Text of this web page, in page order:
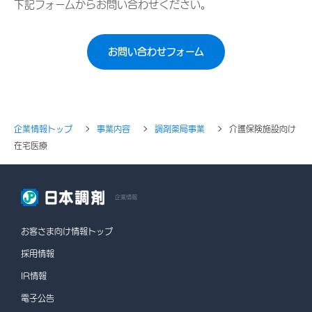
下記フォームからお問い合わせください。
お問い合わせフォーム
企業情報トップ 事業内容 調剤薬局事業
介護保険施設向け
在宅医療
企業情報
お客さま向け情報トップ
採用情報
IR情報
電子公告